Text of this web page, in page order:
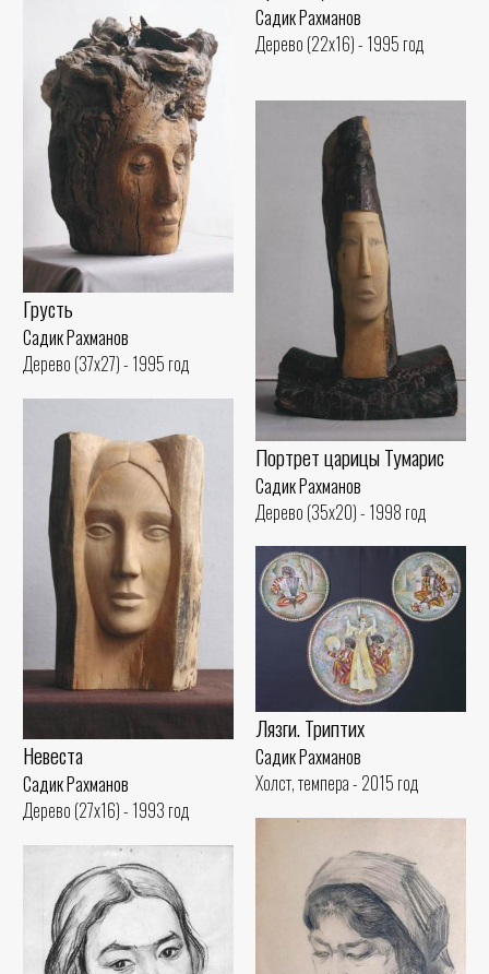
Садик Рахманов
Дерево (22x16) - 1995 год
Грусть
Садик Рахманов
Дерево (37x27) - 1995 год
Портрет царицы Тумарис
Садик Рахманов
Дерево (35x20) - 1998 год
Невеста
Садик Рахманов
Дерево (27x16) - 1993 год
Лязги. Триптих
Садик Рахманов
Холст, темпера - 2015 год